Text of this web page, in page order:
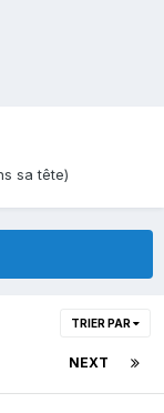
sa tête)
TRIER PAR
NEXT